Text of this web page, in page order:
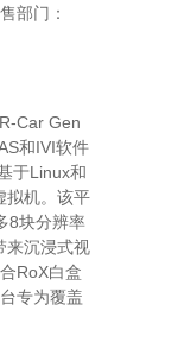
部门：
R-Car Gen
和 IVI软件
于Linux和
拟机。该平
8块分辨率
来沉浸式视
RoX白盒
专为覆盖